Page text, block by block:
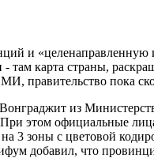
и «целенаправленную
там карта страны,
правительство пока
из
этом официальные
на 3 зоны с цветовой
добавил, что